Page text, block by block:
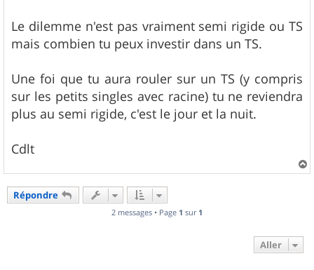
Le dilemme n'est pas vraiment semi rigide ou TS
mais combien tu peux investir dans un TS.
Une foi que tu aura rouler sur un TS (y compris
sur les petits singles avec racine) tu ne reviendra
plus au semi rigide, c'est le jour et la nuit.
Cdlt
a
Répondre
2 messages • Page 1 sur 1
Aller